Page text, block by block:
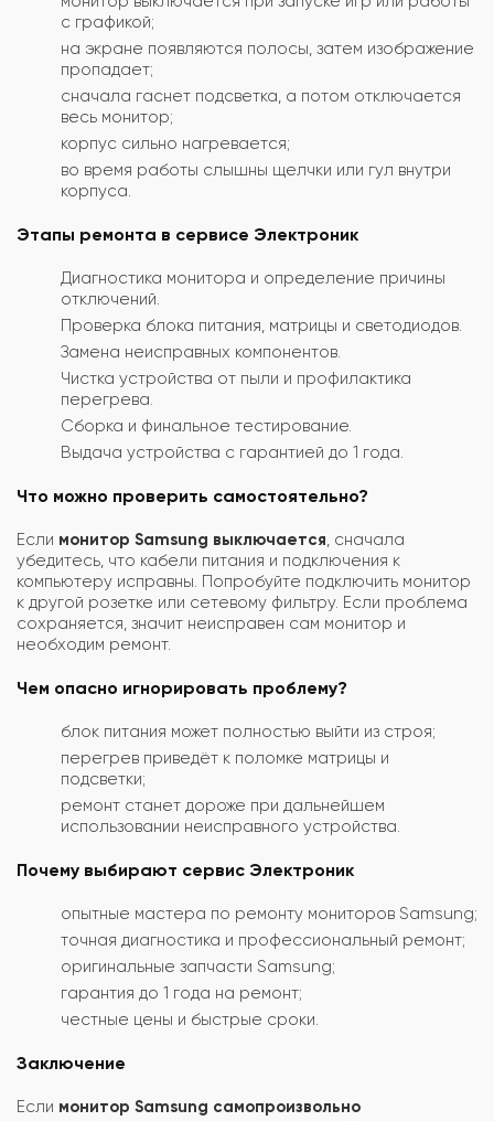
с графикой;
на экране появляются полосы, затем изображение
пропадает;
сначала гаснет подсветка, а потом отключается
весь монитор;
корпус сильно нагревается;
во время работы слышны щелчки или гул внутри
корпуса.
Этапы ремонта в сервисе Электроник
Диагностика монитора и определение причины
отключений.
Проверка блока питания, матрицы и светодиодов.
Замена неисправных компонентов.
Чистка устройства от пыли и профилактика
перегрева.
Сборка и финальное тестирование.
Выдача устройства с гарантией до 1 года.
Что можно проверить самостоятельно?
Если монитор Samsung выключается , сначала
убедитесь, что кабели питания и подключения к
компьютеру исправны. Попробуйте подключить монитор
к другой розетке или сетевому фильтру. Если проблема
сохраняется, значит неисправен сам монитор и
необходим ремонт.
Чем опасно игнорировать проблему?
блок питания может полностью выйти из строя;
перегрев приведёт к поломке матрицы и
подсветки;
ремонт станет дороже при дальнейшем
использовании неисправного устройства.
Почему выбирают сервис Электроник
опытные мастера по ремонту мониторов Samsung;
точная диагностика и профессиональный ремонт;
оригинальные запчасти Samsung;
гарантия до 1 года на ремонт;
честные цены и быстрые сроки.
Заключение
Если монитор Samsung самопроизвольно